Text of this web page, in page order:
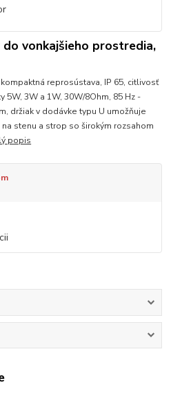
vonkajšieho prostredia,
reprosústava, IP 65, citlivosť
5W, 3W a 1W, 30W/8Ohm, 85 Hz -
držiak v dodávke typu U umožňuje
stenu a strop so širokým rozsahom
popis